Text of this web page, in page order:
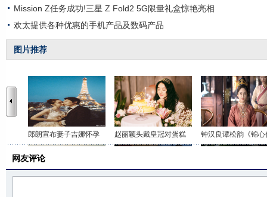
Mission Z任务成功!三星 Z Fold2 5G限量礼盒惊艳亮相
欢太提供各种优惠的手机产品及数码产品
图片推荐
郎朗宣布妻子吉娜怀孕 赵丽颖头戴皇冠对蛋糕 钟汉良谭松韵《锦心
网友评论